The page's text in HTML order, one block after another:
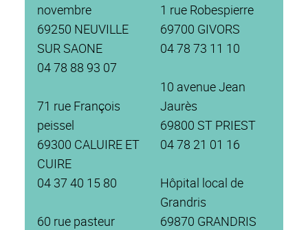
novembre
69250 NEUVILLE
SUR SAONE
04 78 88 93 07
71 rue François
peissel
69300 CALUIRE ET
CUIRE
04 37 40 15 80
60 rue pasteur
1 rue Robespierre
69700 GIVORS
04 78 73 11 10
10 avenue Jean
Jaurès
69800 ST PRIEST
04 78 21 01 16
Hôpital local de
Grandris
69870 GRANDRIS